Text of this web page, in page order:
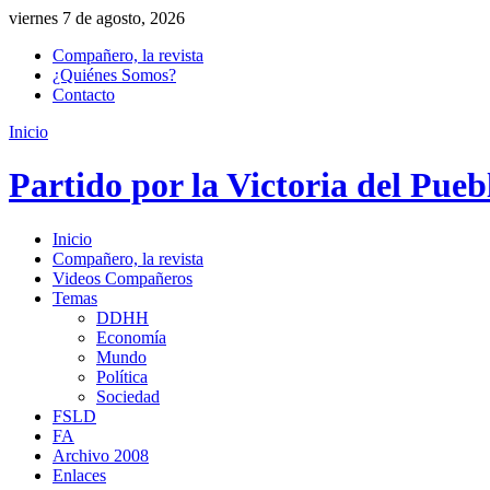
viernes 7 de agosto, 2026
Compañero, la revista
¿Quiénes Somos?
Contacto
Inicio
Partido por la Victoria del
Inicio
Compañero, la revista
Videos Compañeros
Temas
DDHH
Economía
Mundo
Política
Sociedad
FSLD
FA
Archivo 2008
Enlaces